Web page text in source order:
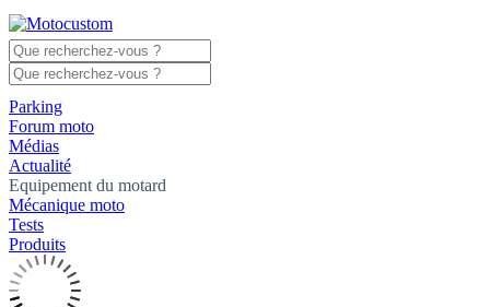
Parking
Forum moto
Médias
Actualité
Equipement du motard
Mécanique moto
Tests
Produits